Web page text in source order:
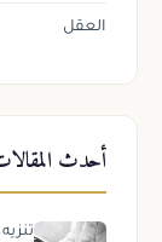
العقل
أحدث